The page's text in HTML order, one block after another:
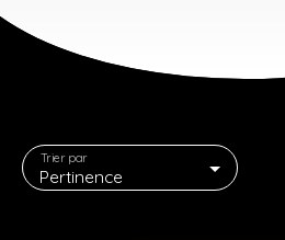
Pertinence
Trier par